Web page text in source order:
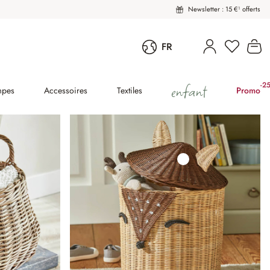
Newsletter : 15 €¹ offerts
FR Vous
Accessoires Textiles enfant Promo-